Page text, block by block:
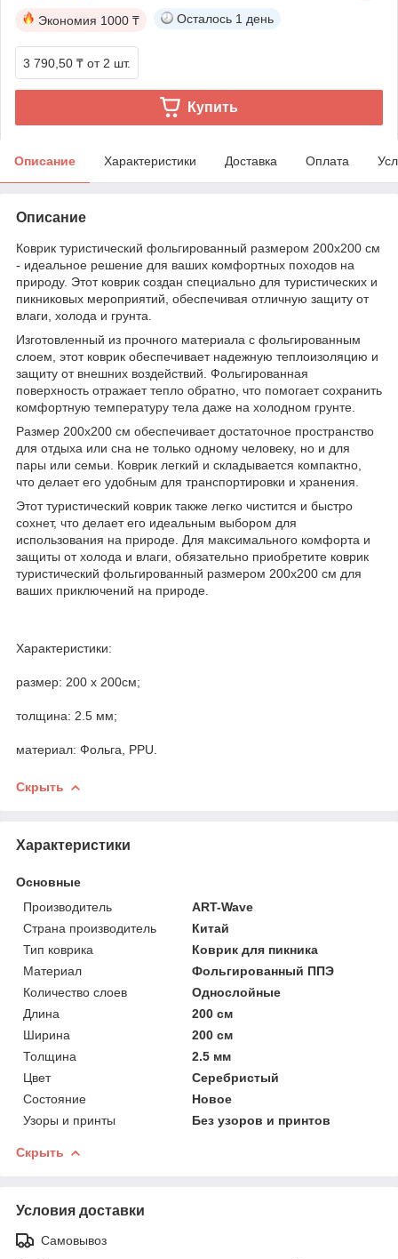
Экономия 1000 ₸ Осталось 1 день
3 790,50 ₸ от 2 шт.
Купить
Описание Характеристики Доставка Оплата
Описание
Коврик туристический фольгированный размером 200х200 см
- идеальное решение для ваших комфортных походов на
природу. Этот коврик создан специально для туристических и
пикниковых мероприятий, обеспечивая отличную защиту от
влаги, холода и грунта.
Изготовленный из прочного материала с фольгированным
слоем, этот коврик обеспечивает надежную теплоизоляцию и
защиту от внешних воздействий. Фольгированная
поверхность отражает тепло обратно, что помогает сохранить
комфортную температуру тела даже на холодном грунте.
Размер 200х200 см обеспечивает достаточное пространство
для отдыха или сна не только одному человеку, но и для
пары или семьи. Коврик легкий и складывается компактно,
что делает его удобным для транспортировки и хранения.
Этот туристический коврик также легко чистится и быстро
сохнет, что делает его идеальным выбором для
использования на природе. Для максимального комфорта и
защиты от холода и влаги, обязательно приобретите коврик
туристический фольгированный размером 200х200 см для
ваших приключений на природе.
Характеристики:
размер: 200 х 200см;
толщина: 2.5 мм;
материал: Фольга, PPU.
Скрыть
Характеристики
Основные
Производитель
ART-Wave
Страна производитель
Китай
Тип коврика
Коврик для пикника
Материал
Фольгированный ППЭ
Количество слоев
Однослойные
Длина
200 см
Ширина
200 см
Толщина
2.5 мм
Цвет
Серебристый
Состояние
Новое
Узоры и принты
Без узоров и принтов
Скрыть
Условия доставки
Самовывоз